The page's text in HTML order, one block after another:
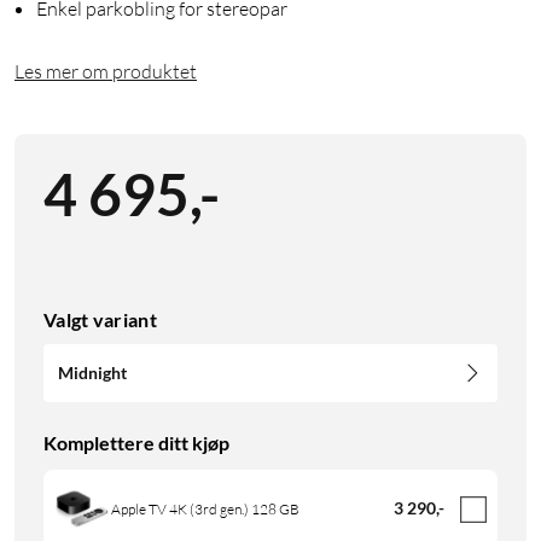
Enkel parkobling for stereopar
Les mer om produktet
4 695,-
Valgt variant
Midnight
Komplettere ditt kjøp
Apple TV 4K (3rd gen.) 128 GB 3 290,-